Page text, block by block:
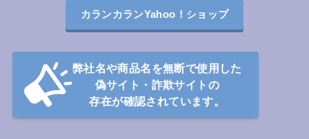
カランカランYahoo！ショップ
弊社名や商品名を無断で使用した
偽サイト・詐欺サイトの
存在が確認されています。